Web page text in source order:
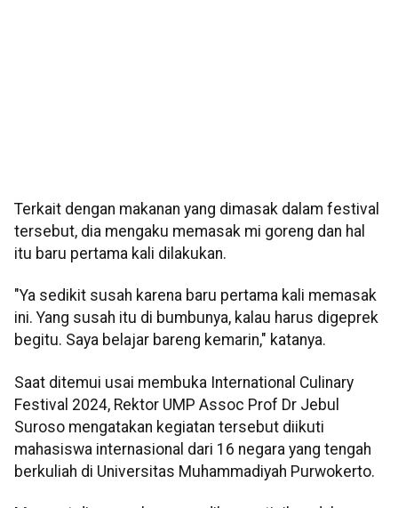
Terkait dengan makanan yang dimasak dalam festival
tersebut, dia mengaku memasak mi goreng dan hal
itu baru pertama kali dilakukan.
"Ya sedikit susah karena baru pertama kali memasak
ini. Yang susah itu di bumbunya, kalau harus digeprek
begitu. Saya belajar bareng kemarin," katanya.
Saat ditemui usai membuka International Culinary
Festival 2024, Rektor UMP Assoc Prof Dr Jebul
Suroso mengatakan kegiatan tersebut diikuti
mahasiswa internasional dari 16 negara yang tengah
berkuliah di Universitas Muhammadiyah Purwokerto.